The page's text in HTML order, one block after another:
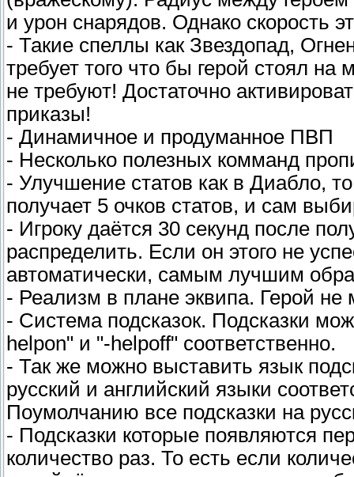
и урон снарядов. Однако скорость
- Такие спеллы как Звездопад,
требует того что бы герой стоял на
не требуют! Достаточно
приказы!
- Динамичное и продуманное ПВП
- Несколько полезных комманд
- Улучшение статов как в Диабло,
получает 5 очков статов, и сам
- Игроку даётся 30 секунд после
распределить. Если он этого не
автоматически, самым лучшим
- Реализм в плане эквипа. Герой
- Система подсказок. Подсказки
helpon" и "-helpoff" соответственно.
- Так же можно выставить язык
русский и английский языки
Поумолчанию все подсказки на
- Подсказки которые появляются
количество раз. То есть если